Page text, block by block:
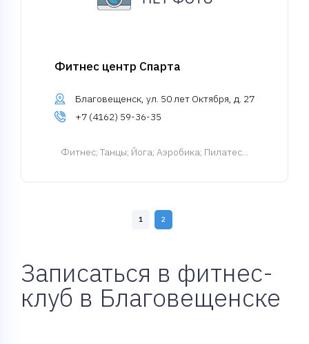
Фитнес центр Спарта
Благовещенск, ул. 50 лет Октября, д. 27
+7 (4162) 59-36-35
Фитнес; Танцы; Йога; Аэробика; Пилатес...
1 2
Записаться в фитнес-
клуб в Благовещенске